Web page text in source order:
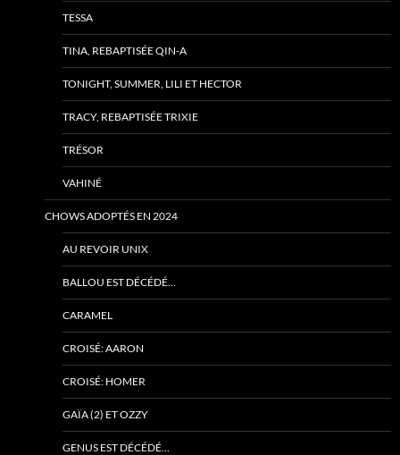
TESSA
TINA, REBAPTISÉE QIN-A
TONIGHT, SUMMER, LILI ET HECTOR
TRACY, REBAPTISÉE TRIXIE
TRÉSOR
VAHINÉ
CHOWS ADOPTÉS EN 2024
AU REVOIR UNIX
BALLOU EST DÉCÉDÉ…
CARAMEL
CROISÉ: AARON
CROISÉ: HOMER
GAÏA (2) ET OZZY
GENUS EST DÉCÉDÉ…